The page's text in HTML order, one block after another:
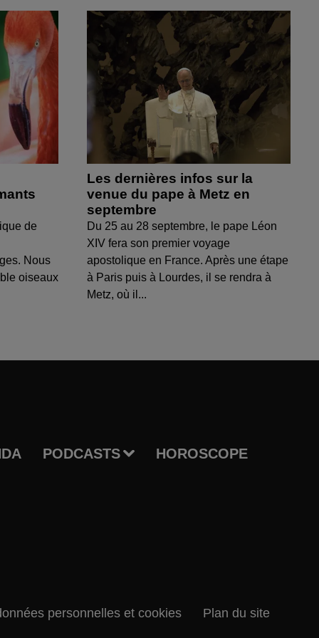
de
Nous
oiseaux
Les dernières infos sur la
venue du pape à Metz en
septembre
Du 25 au 28 septembre, le pape Léon
XIV fera son premier voyage
apostolique en France. Après une étape
à Paris puis à Lourdes, il se rendra à
Metz, où il...
PODCASTS HOROSCOPE
personnelles et cookies Plan du site